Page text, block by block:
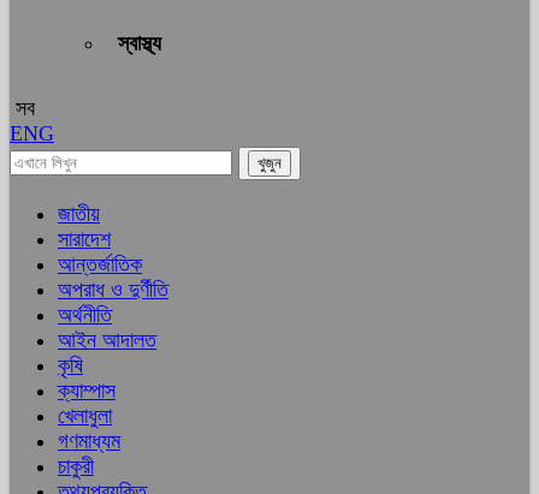
স্বাস্থ্য
সব
ENG
জাতীয়
সারাদেশ
আন্তর্জাতিক
অপরাধ ও দুর্ণীতি
অর্থনীতি
আইন আদালত
কৃষি
ক্যাম্পাস
খেলাধুলা
গণমাধ্যম
চাকুরী